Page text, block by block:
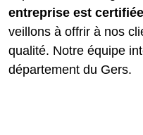
entreprise est
veillons à offrir à nos
qualité. Notre équipe
département du Gers.